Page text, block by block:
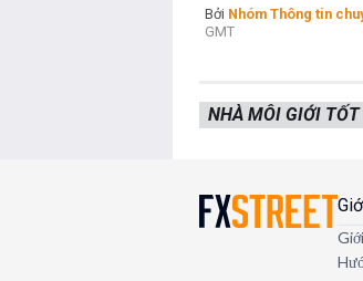
Bởi Nhóm Thông tin
GMT
NHÀ MÔI GIỚI TỐT